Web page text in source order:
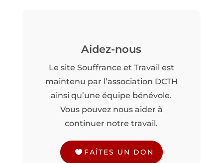
Aidez-nous
Le site Souffrance et Travail est
maintenu par l’association DCTH
ainsi qu’une équipe bénévole.
Vous pouvez nous aider à
continuer notre travail.
FAÎTES UN DON